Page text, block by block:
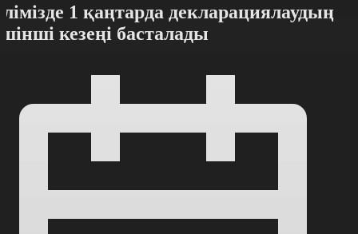
1 қаңтарда декларациялаудың
кезеңі басталады